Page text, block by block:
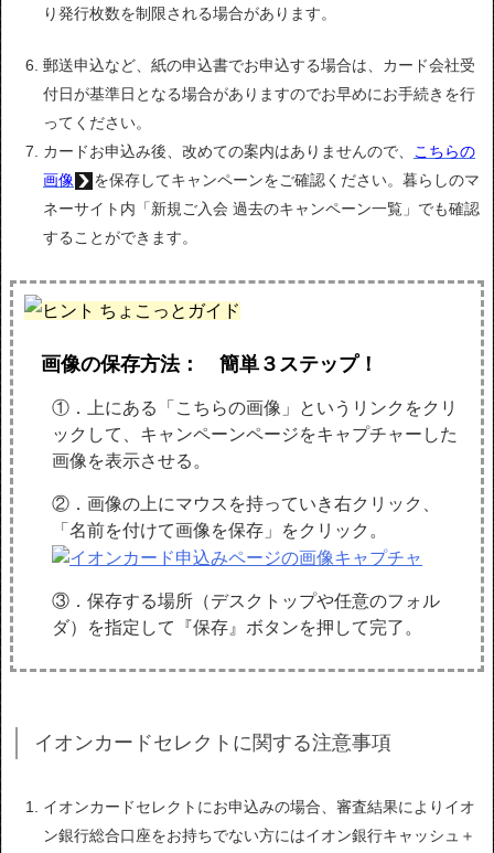
り発行枚数を制限される場合があります。
郵送申込など、紙の申込書でお申込する場合は、カード会社受
付日が基準日となる場合がありますのでお早めにお手続きを行
ってください。
カードお申込み後、改めての案内はありませんので、
こちらの
画像
を保存してキャンペーンをご確認ください。暮らしのマ
ネーサイト内「新規ご入会 過去のキャンペーン一覧」でも確認
することができます。
ちょこっとガイド
画像の保存方法： 簡単３ステップ！
①．上にある「こちらの画像」というリンクをクリ
ックして、キャンペーンページをキャプチャーした
画像を表示させる。
②．画像の上にマウスを持っていき右クリック、
「名前を付けて画像を保存」をクリック。
③．保存する場所（デスクトップや任意のフォル
ダ）を指定して『保存』ボタンを押して完了。
イオンカードセレクトに関する注意事項
イオンカードセレクトにお申込みの場合、審査結果によりイオ
ン銀行総合口座をお持ちでない方にはイオン銀行キャッシュ＋